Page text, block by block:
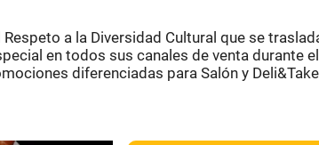
a la Diversidad Cultural que se
en todos sus canales de venta durante el
diferenciadas para Salón y